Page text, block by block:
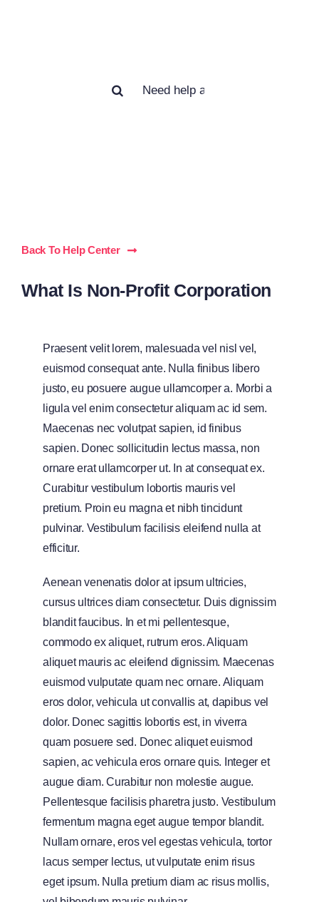
Back To Help Center
What Is Non-Profit Corporation
Praesent velit lorem, malesuada vel nisl vel,
euismod consequat ante. Nulla finibus libero
justo, eu posuere augue ullamcorper a. Morbi a
ligula vel enim consectetur aliquam ac id sem.
Maecenas nec volutpat sapien, id finibus
sapien. Donec sollicitudin lectus massa, non
ornare erat ullamcorper ut. In at consequat ex.
Curabitur vestibulum lobortis mauris vel
pretium. Proin eu magna et nibh tincidunt
pulvinar. Vestibulum facilisis eleifend nulla at
efficitur.
Aenean venenatis dolor at ipsum ultricies,
cursus ultrices diam consectetur. Duis dignissim
blandit faucibus. In et mi pellentesque,
commodo ex aliquet, rutrum eros. Aliquam
aliquet mauris ac eleifend dignissim. Maecenas
euismod vulputate quam nec ornare. Aliquam
eros dolor, vehicula ut convallis at, dapibus vel
dolor. Donec sagittis lobortis est, in viverra
quam posuere sed. Donec aliquet euismod
sapien, ac vehicula eros ornare quis. Integer et
augue diam. Curabitur non molestie augue.
Pellentesque facilisis pharetra justo. Vestibulum
fermentum magna eget augue tempor blandit.
Nullam ornare, eros vel egestas vehicula, tortor
lacus semper lectus, ut vulputate enim risus
eget ipsum. Nulla pretium diam ac risus mollis,